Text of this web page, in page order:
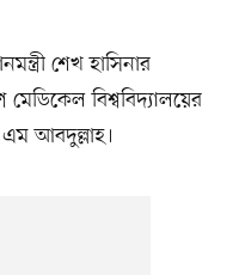
শেখ হাসিনার
বিশ্ববিদ্যালয়ের
আবদুল্লাহ।